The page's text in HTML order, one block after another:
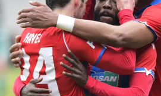
Americký fotbal
Baseball a softbal
Basketbal
NEPŘEHLÉDNĚTE
Soutěže
Historické návraty